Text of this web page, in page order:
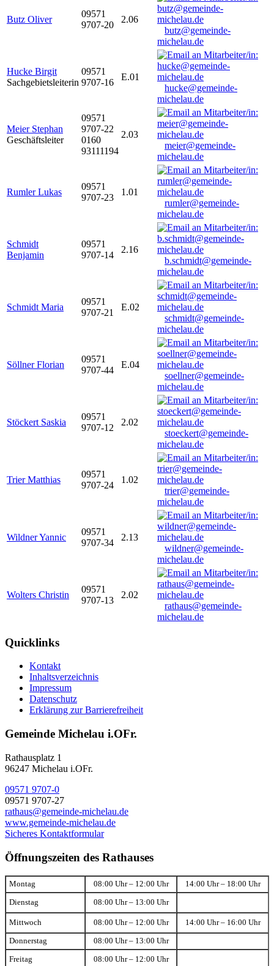
Butz Oliver
09571
9707-20
2.06
butz@gemeinde-
michelau.de
Hucke Birgit
Sachgebietsleiterin
09571
9707-16
E.01
hucke@gemeinde-
michelau.de
Meier Stephan
Geschäftsleiter
09571
9707-22
0160
93111194
2.03
meier@gemeinde-
michelau.de
Rumler Lukas
09571
9707-23
1.01
rumler@gemeinde-
michelau.de
Schmidt
Benjamin
09571
9707-14
2.16
b.schmidt@gemeinde-
michelau.de
Schmidt Maria
09571
9707-21
E.02
schmidt@gemeinde-
michelau.de
Söllner Florian
09571
9707-44
E.04
soellner@gemeinde-
michelau.de
Stöckert Saskia
09571
9707-12
2.02
stoeckert@gemeinde-
michelau.de
Trier Matthias
09571
9707-24
1.02
trier@gemeinde-
michelau.de
Wildner Yannic
09571
9707-34
2.13
wildner@gemeinde-
michelau.de
Wolters Christin
09571
9707-13
2.02
rathaus@gemeinde-
michelau.de
Quicklinks
Kontakt
Inhaltsverzeichnis
Impressum
Datenschutz
Erklärung zur Barrierefreiheit
Gemeinde Michelau i.OFr.
Rathausplatz 1
96247 Michelau i.OFr.
09571 9707-0
09571 9707-27
rathaus@gemeinde-michelau.de
www.gemeinde-michelau.de
Sicheres Kontaktformular
Öffnungszeiten des Rathauses
Montag 08:00 Uhr – 12:00 Uhr 14:00 Uhr – 18:00 Uhr
Dienstag 08:00 Uhr – 13:00 Uhr
Mittwoch 08:00 Uhr – 12:00 Uhr 14:00 Uhr – 16:00 Uhr
Donnerstag 08:00 Uhr – 13:00 Uhr
Freitag 08:00 Uhr – 12:00 Uhr